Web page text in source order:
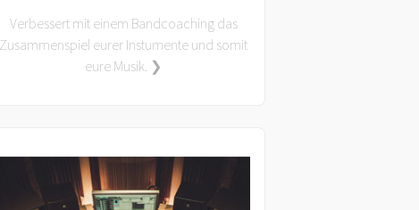
Verbessert mit einem Bandcoaching das
Zusammenspiel eurer Instumente und somit
eure Musik. ❯